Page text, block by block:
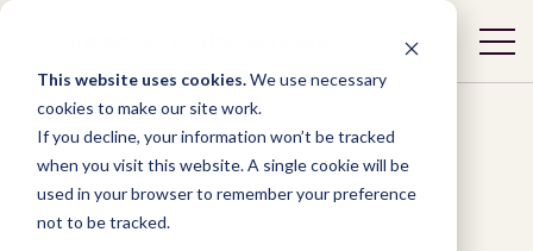
This website uses cookies.We use necessary
cookies to make our site work.
If you decline, your information won’t be tracked
when you visit this website. A single cookie will be
used in your browser to remember your preference
not to be tracked.
Network / Organizations / Surkuna